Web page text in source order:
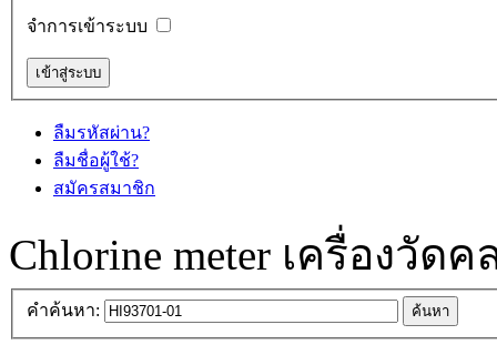
จำการเข้าระบบ
ลืมรหัสผ่าน?
ลืมชื่อผู้ใช้?
สมัครสมาชิก
Chlorine meter เครื่องวัด
คำค้นหา: ค้นหา